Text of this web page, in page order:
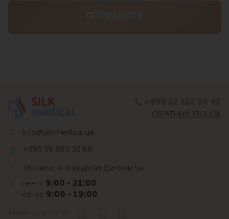
ОБРАТНЫЙ ЗВОНОК
info@silkmedical.ge
+995 56 860 38 68
Тбилиси, 6-й квартал Дигоми 5а
пн-пт 9:00 - 21:00
сб-вс 9:00 - 19:00